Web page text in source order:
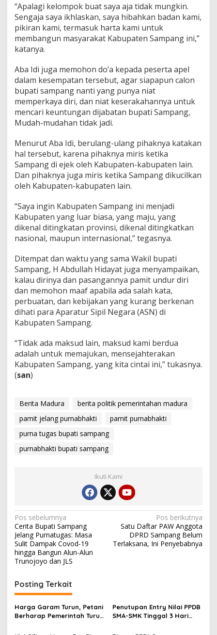
“Apalagi kelompok buat saya aja tidak mungkin.
Sengaja saya ikhlaskan, saya hibahkan badan kami,
pikiran kami, termasuk harta kami untuk
membangun masyarakat Kabupaten Sampang ini,”
katanya.
Aba Idi juga memohon do’a kepada peserta apel
dalam kesempatan tersebut, agar siapapun calon
bupati sampang nanti yang punya niat
memperkaya diri, dan niat keserakahannya untuk
mencari keuntungan dijabatan bupati Sampang,
Mudah-mudahan tidak jadi.
Menurut Aba Idi, berulang-ulang pihaknya katakan
hal tersebut, karena pihaknya miris ketika
Sampang di ejek oleh Kabupaten-kabupaten lain.
Dan pihaknya juga miris ketika Sampang dikucilkan
oleh Kabupaten-kabupaten lain.
“Saya ingin Kabupaten Sampang ini menjadi
Kabupaten yang luar biasa, yang maju, yang
dikenal ditingkatan provinsi, dikenal ditingkatkan
nasional, maupun internasional,” tegasnya.
Ditempat dan waktu yang sama Wakil bupati
Sampang, H Abdullah Hidayat juga menyampaikan,
kalau dirinya dan pasangannya pamit undur diri
dan memohon maaf apabila ada salah kata,
perbuatan, dan kebijakan yang kurang berkenan
dihati para Aparatur Sipil Negara (ASN) di
Kabupaten Sampang.
“Tidak ada maksud lain, maksud kami berdua
adalah untuk memajukan, mensejahterakan
Kabupaten Sampang, yang kita cintai ini,” tukasnya.
(san)
Berita Madura
berita politik pemerintahan madura
pamit jelang purnabhakti
pamit purnabhakti
purna tugas bupati sampang
purnabhakti bupati sampang
Ikuti Kami
Navigasi
pos
Pos sebelumnya
Cerita Bupati Sampang
Jelang Purnatugas: Masa
Sulit Dampak Covod-19
hingga Bangun Alun-Alun
Trunojoyo dan JLS
Pos berikutnya
Satu Daftar PAW Anggota
DPRD Sampang Belum
Terlaksana, Ini Penyebabnya
Posting Terkait
Harga Garam Turun, Petani
Berharap Pemerintah Turun
Penutupan Entry Nilai PPDB
SMA-SMK Tinggal 3 Hari